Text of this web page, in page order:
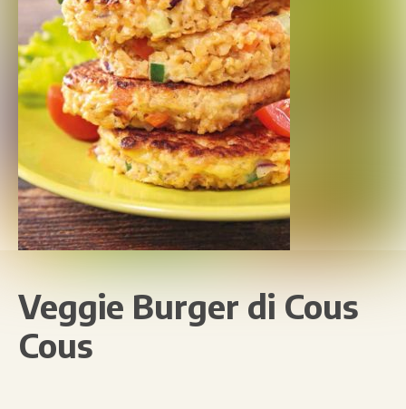
Veggie Burger di Cous
Cous